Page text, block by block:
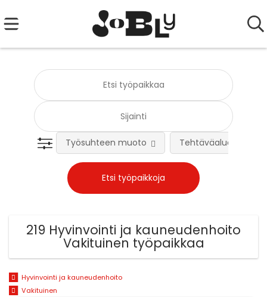
Työsuhteen muoto Tehtäväalue
219 Hyvinvointi ja kauneudenhoito
Vakituinen työpaikkaa
Hyvinvointi ja kauneudenhoito
Vakituinen